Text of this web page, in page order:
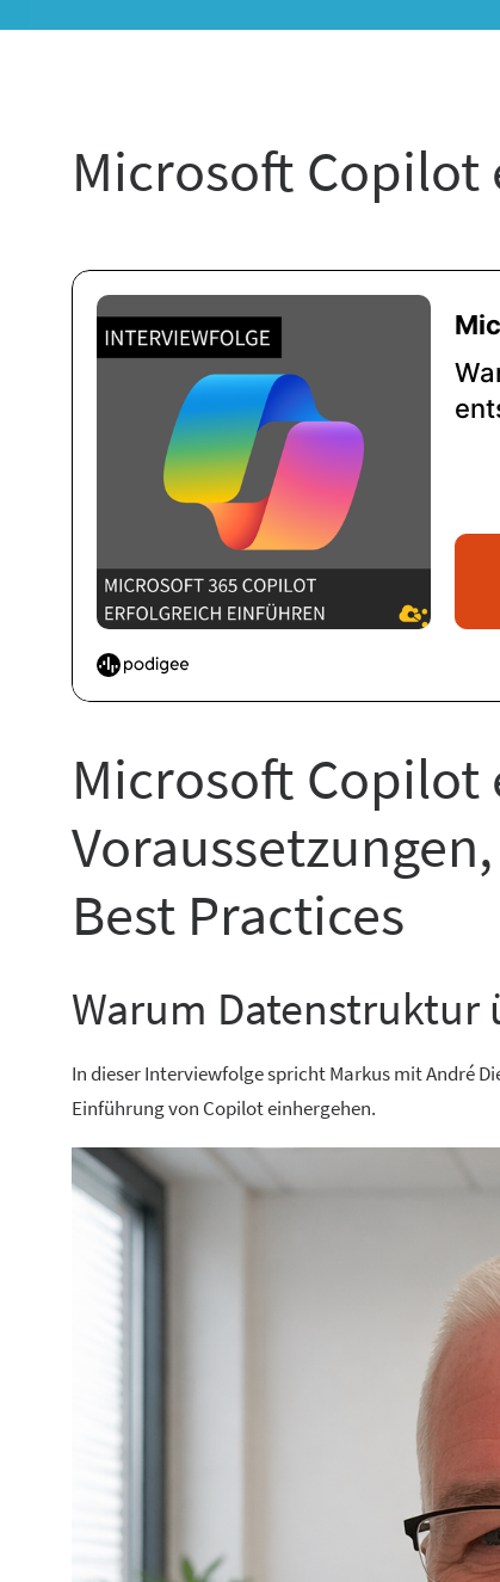
Microsoft
Microsoft
Best Practices
Warum Datenstruktur
In dieser Interviewfolge spricht Markus mit André
Einführung von Copilot einhergehen.